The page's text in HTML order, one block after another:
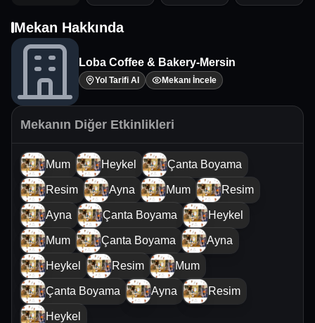
Mekan Hakkında
Loba Coffee & Bakery-Mersin
Yol Tarifi Al Mekanı İncele
Mekanın Diğer Etkinlikleri
Mum Heykel Çanta Boyama
Resim Ayna Mum Resim
Ayna Çanta Boyama Heykel
Mum Çanta Boyama Ayna
Heykel Resim Mum
Çanta Boyama Ayna Resim
Heykel